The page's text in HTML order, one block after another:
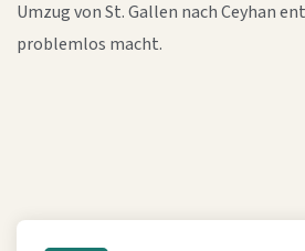
Umzug von St. Gallen nach Ceyhan
problemlos macht.